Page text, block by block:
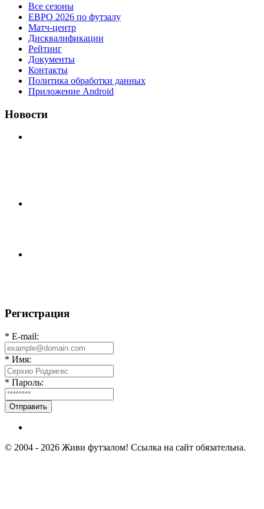
Все сезоны
ЕВРО 2026 по футзалу
Матч-центр
Дисквалификации
Рейтинг
Документы
Контакты
Политика обработки данных
Приложение Android
Новости
Регистрация
* E-mail:
* Имя:
* Пароль:
Отправить
© 2004 - 2026 Живи футзалом! Ссылка на сайт обязательна.